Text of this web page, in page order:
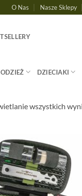
O Nas Nasze Sklepy
ODZIEŻ DZIECIAKI
wszystkich